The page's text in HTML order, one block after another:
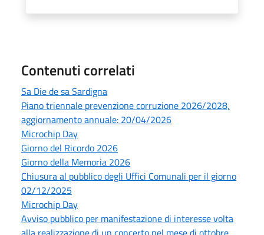
Contenuti correlati
Sa Die de sa Sardigna
Piano triennale prevenzione corruzione 2026/2028,
aggiornamento annuale: 20/04/2026
Microchip Day
Giorno del Ricordo 2026
Giorno della Memoria 2026
Chiusura al pubblico degli Uffici Comunali per il giorno
02/12/2025
Microchip Day
Avviso pubblico per manifestazione di interesse volta